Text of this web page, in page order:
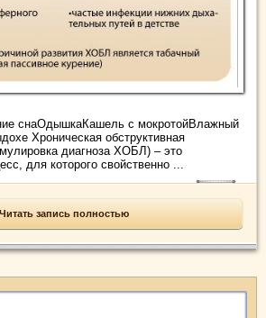
снаОдышкаКашель с мокротойВлажный
Хроническая обструктивная
диагноза ХОБЛ) – это
для которого свойственно ...
Читать запись полностью